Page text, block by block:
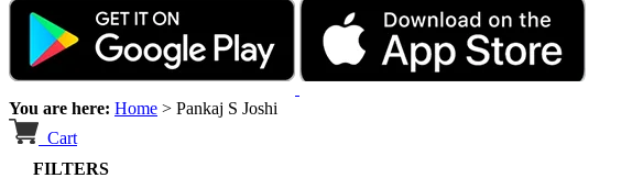
You are here: Home > Pankaj S Joshi
Cart
FILTERS